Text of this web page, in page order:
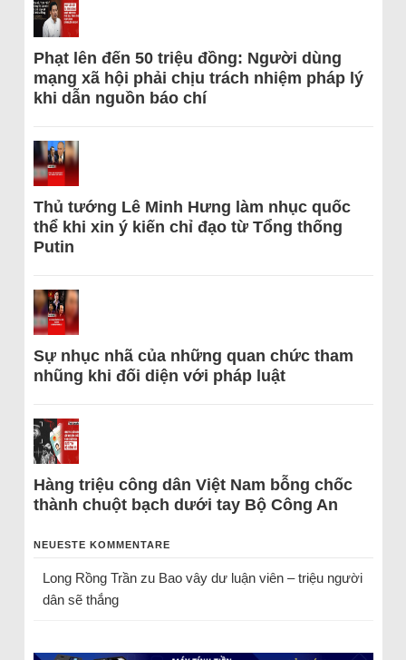
Phạt lên đến 50 triệu đồng: Người dùng
mạng xã hội phải chịu trách nhiệm pháp lý
khi dẫn nguồn báo chí
Thủ tướng Lê Minh Hưng làm nhục quốc
thể khi xin ý kiến chỉ đạo từ Tổng thống
Putin
Sự nhục nhã của những quan chức tham
nhũng khi đối diện với pháp luật
Hàng triệu công dân Việt Nam bỗng chốc
thành chuột bạch dưới tay Bộ Công An
NEUESTE KOMMENTARE
Long Rồng Trầnzu Bao vây dư luận viên – triệu người
dân sẽ thắng